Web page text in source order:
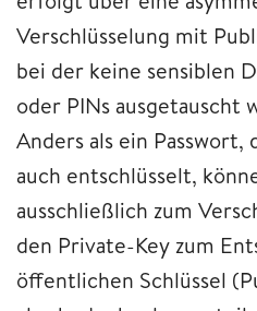
Verschlüsselung mit
bei der keine sensiblen
oder PINs ausgetauscht
Anders als ein Passwort,
auch entschlüsselt,
ausschließlich zum
den Private-Key zum
öffentlichen Schlüssel